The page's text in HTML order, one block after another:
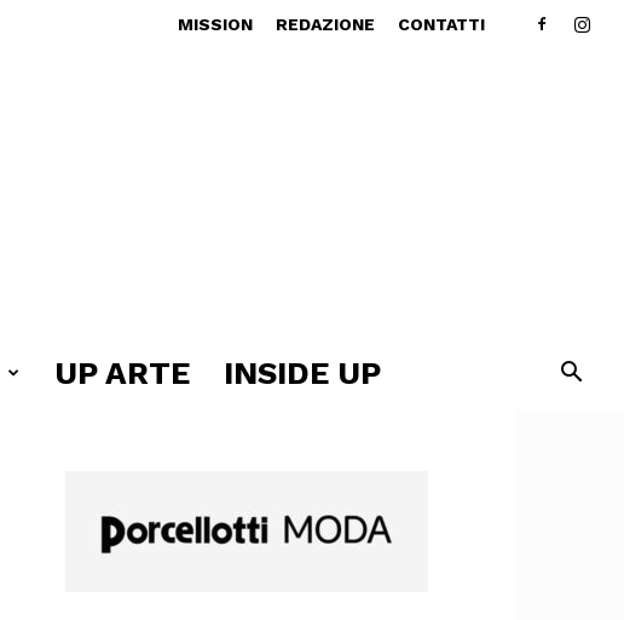
MISSION REDAZIONE CONTATTI
UP ARTE INSIDE UP